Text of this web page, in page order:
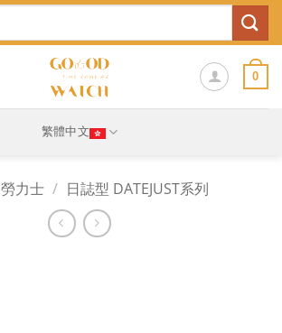
0
繁體中文
勞力士 / 日誌型 DATEJUST系列